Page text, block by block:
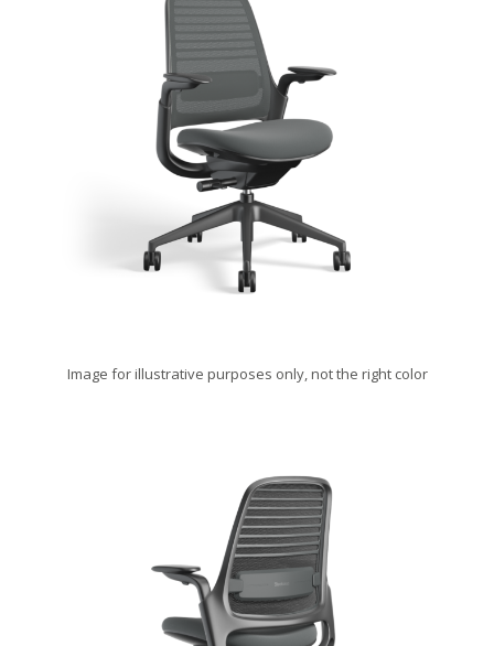
Image for illustrative purposes only, not the right color